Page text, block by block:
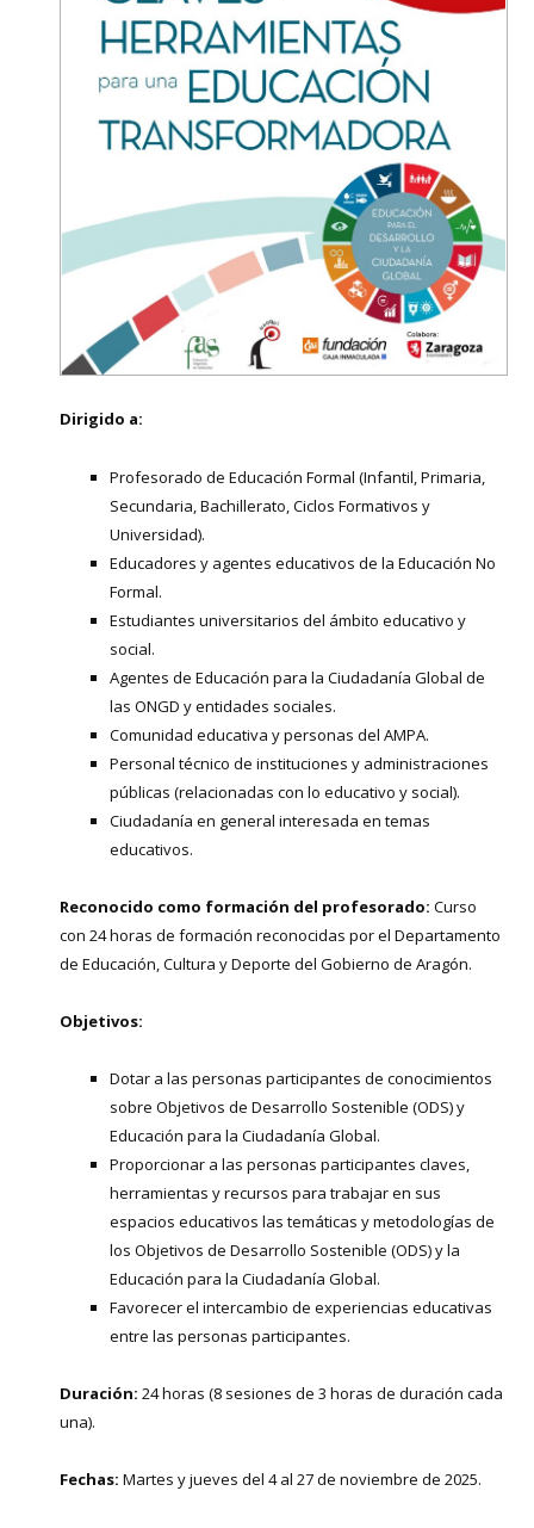
Dirigido a:
Profesorado de Educación Formal (Infantil, Primaria,
Secundaria, Bachillerato, Ciclos Formativos y
Universidad).
Educadores y agentes educativos de la Educación No
Formal.
Estudiantes universitarios del ámbito educativo y
social.
Agentes de Educación para la Ciudadanía Global de
las ONGD y entidades sociales.
Comunidad educativa y personas del AMPA.
Personal técnico de instituciones y administraciones
públicas (relacionadas con lo educativo y social).
Ciudadanía en general interesada en temas
educativos.
Reconocido como formación del profesorado: Curso
con 24 horas de formación reconocidas por el Departamento
de Educación, Cultura y Deporte del Gobierno de Aragón.
Objetivos:
Dotar a las personas participantes de conocimientos
sobre Objetivos de Desarrollo Sostenible (ODS) y
Educación para la Ciudadanía Global.
Proporcionar a las personas participantes claves,
herramientas y recursos para trabajar en sus
espacios educativos las temáticas y metodologías de
los Objetivos de Desarrollo Sostenible (ODS) y la
Educación para la Ciudadanía Global.
Favorecer el intercambio de experiencias educativas
entre las personas participantes.
Duración: 24 horas (8 sesiones de 3 horas de duración cada
una).
Fechas: Martes y jueves del 4 al 27 de noviembre de 2025.